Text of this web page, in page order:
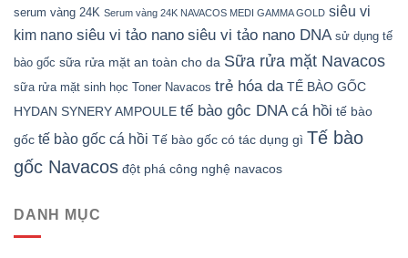
serum vàng 24K Serum vàng 24K NAVACOS MEDI GAMMA GOLD siêu vi
kim nano siêu vi tảo nano siêu vi tảo nano DNA sử dụng tế
bào gốc sữa rửa mặt an toàn cho da Sữa rửa mặt Navacos
sữa rửa mặt sinh học Toner Navacos trẻ hóa da TẾ BÀO GỐC
HYDAN SYNERY AMPOULE tế bào gôc DNA cá hồi tế bào
gốc tế bào gốc cá hồi Tế bào gốc có tác dụng gì Tế bào
gốc Navacos đột phá công nghệ navacos
DANH MỤC